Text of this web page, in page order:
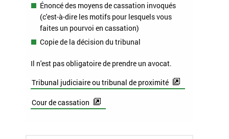
Énoncé des moyens de cassation invoqués
(c'est-à-dire les motifs pour lesquels vous
faites un pourvoi en cassation)
Copie de la décision du tribunal
Il n'est pas obligatoire de prendre un avocat.
Tribunal judiciaire ou tribunal de proximité
Cour de cassation